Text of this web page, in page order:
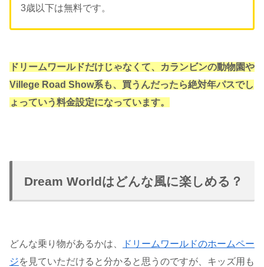
3歳以下は無料です。
ドリームワールドだけじゃなくて、カランビンの動物園や
Villege Road Show系も、買うんだったら絶対年パスでし
ょっていう料金設定になっています。
Dream Worldはどんな風に楽しめる？
どんな乗り物があるかは、
ドリームワールドのホームペー
ジを見ていただけると分かると思うのですが、キッズ用も